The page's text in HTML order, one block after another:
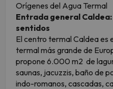
Orígenes del Agua Termal
Entrada general
sentidos
El centro termal Caldea es
termal más grande de
propone 6.000 m2 de
saunas, jacuzzis, baño de
indo-romanos, cascadas,